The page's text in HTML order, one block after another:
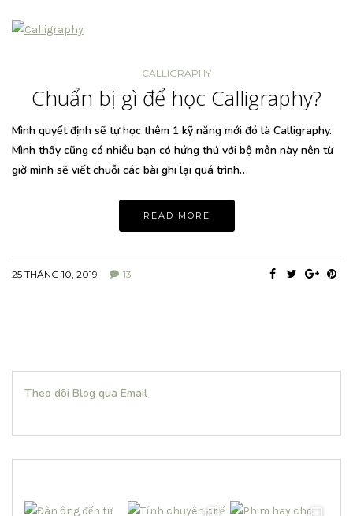
CALLIGRAPHY
Chuẩn bị gì để học Calligraphy?
Mình quyết định sẽ tự học thêm 1 kỹ năng mới đó là Calligraphy.
Mình thấy cũng có nhiều bạn có hứng thú với bộ môn này nên từ
giờ mình sẽ viết chuỗi các bài ghi lại quá trình…
READ MORE
25 THÁNG 10, 2019 13
Theo dõi Blog qua Email